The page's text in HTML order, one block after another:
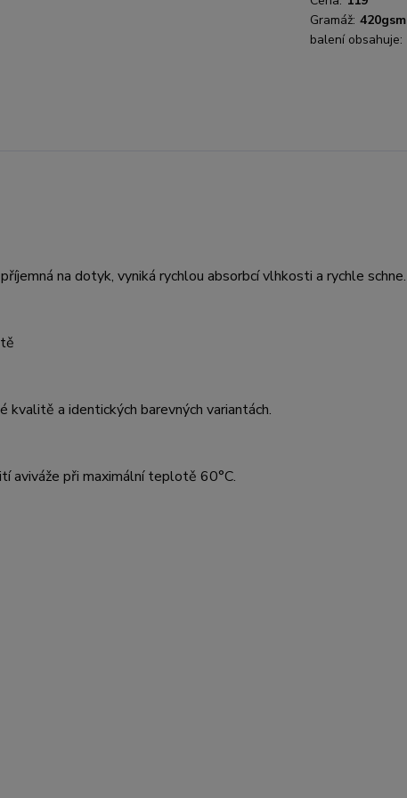
Gramáž: 420gsm
balení obsahuje:
na dotyk, vyniká rychlou absorbcí vlhkosti a rychle schne.
a identických barevných variantách.
aviváže při maximální teplotě 60°C.